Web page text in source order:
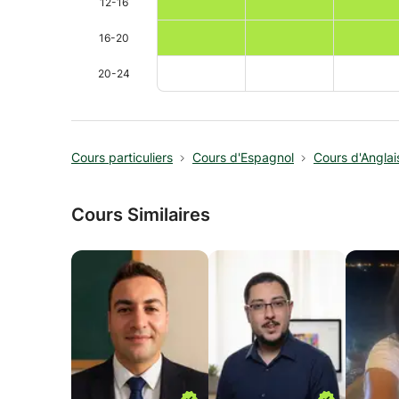
16-20
20-24
Cours particuliers Cours d'Espagnol Cours
Cours Similaires